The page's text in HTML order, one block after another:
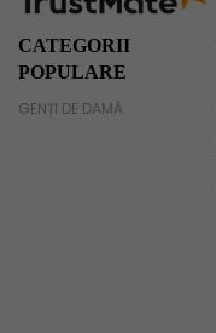
Geanta umar
Geanta mare
CATEGORII
POPULARE
GENȚI DE DAMĂ